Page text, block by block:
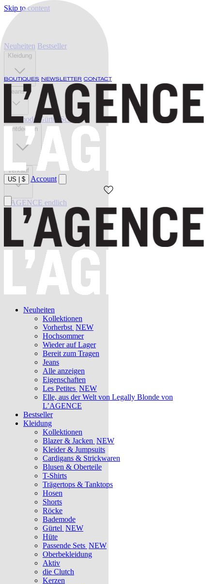
Skip to content
BOUTIQUES NEWSLETTER CONTACT
US $ Account
Neuheiten
Kollektionen
Vorherbst NEW
Hochsommer
Wieder auf Lager
Bereit zum Tragen
Jeans
Alle anzeigen
Eigenschaften
Les Petites NEW
Elle, aus der Welt von Legally Blonde von
L’AGENCE
Bestseller
Kleidung
Kollektionen
Blazer & Jacken NEW
Kleider & Jumpsuits
Cardigans & Strickwaren
Blusen & Oberteile
T-Shirts
Trägertops & Tanktops
Hosen
Shorts
Röcke
Bademode
Gürtel NEW
Hüte
Passende Sets NEW
Oberbekleidung
Aktiv
die Clutch
Kerzen
Neuheiten Bestseller
Kleidung
Jeans
Bademode Gürtel Schuhe
Entdecken
Verkauf
L'AGENCE endlich